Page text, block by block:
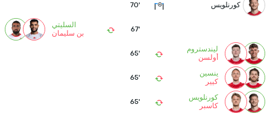
كورنلويس 70'
67'
السليتي
بن سليمان
ليندستروم
أولسن
65'
ينسين
كيير
65'
كورنلويس
كاسبر
65'